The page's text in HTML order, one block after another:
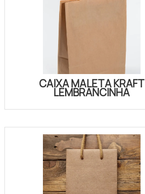
CAIXA MALETA KRAFT
LEMBRANCINHA